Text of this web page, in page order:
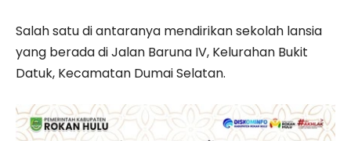
Salah satu di antaranya mendirikan sekolah lansia
yang berada di Jalan Baruna IV, Kelurahan Bukit
Datuk, Kecamatan Dumai Selatan.